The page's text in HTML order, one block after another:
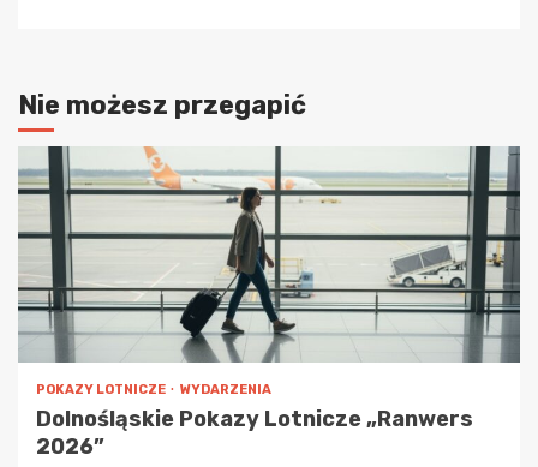
Nie możesz przegapić
POKAZY LOTNICZE WYDARZENIA
Dolnośląskie Pokazy Lotnicze „Ranwers
2026”